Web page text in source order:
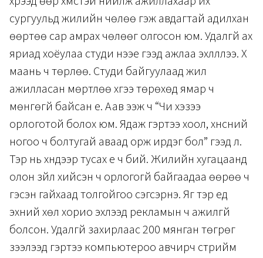
сургуульд жилийн чөлөө гэж авдагтай адилхан
өөртөө сар амрах чөлөөг олгосон юм. Удалгүй ах
яриад хоёулаа студи нээе гээд ажлаа эхлүүллээ. Хүү
маань ч төрлөө. Студи байгуулаад жил
ажилласан мөртлөө хүүгээ төрөхөд ямар ч
мөнгөгүй байсан үе. Аав ээж ч “Чи хэзээ
орлоготой болох юм. Ядаж гэртээ хоол, хүнсний
ногоо ч болтугай аваад орж ирдэг бол” гээд л.
Тэр нь хүндээр тусах үе ч бий. Жилийн хугацаанд
олон зүйл хийсэн ч орлогогүй байгаадаа өөрөө ч
гэсэн гайхаад толгойгоо сэгсэрнэ. Яг тэр үед
эхний хөл хорио эхлээд рекламын ч ажилгүй
болсон. Удалгүй захирлаас 200 мянган төгрөг
зээлээд гэртээ компьютероо авчирч стрийм